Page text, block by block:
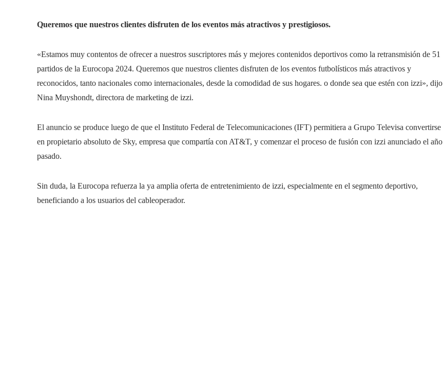
Queremos que nuestros clientes disfruten de los eventos más atractivos y prestigiosos.
«Estamos muy contentos de ofrecer a nuestros suscriptores más y mejores contenidos deportivos como la retransmisión de 51
partidos de la Eurocopa 2024. Queremos que nuestros clientes disfruten de los eventos futbolísticos más atractivos y
reconocidos, tanto nacionales como internacionales, desde la comodidad de sus hogares. o donde sea que estén con izzi», dijo
Nina Muyshondt, directora de marketing de izzi.
El anuncio se produce luego de que el Instituto Federal de Telecomunicaciones (IFT) permitiera a Grupo Televisa convertirse
en propietario absoluto de Sky, empresa que compartía con AT&T, y comenzar el proceso de fusión con izzi anunciado el año
pasado.
Sin duda, la Eurocopa refuerza la ya amplia oferta de entretenimiento de izzi, especialmente en el segmento deportivo,
beneficiando a los usuarios del cableoperador.